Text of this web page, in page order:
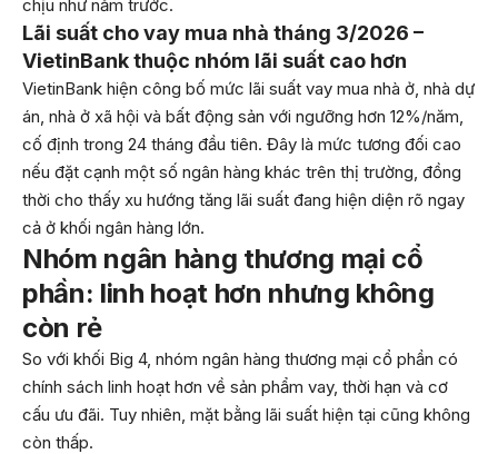
chịu như năm trước.
Lãi suất cho vay mua nhà tháng 3/2026 –
VietinBank thuộc nhóm lãi suất cao hơn
VietinBank hiện công bố mức lãi suất vay mua nhà ở, nhà dự
án, nhà ở xã hội và bất động sản với ngưỡng hơn 12%/năm,
cố định trong 24 tháng đầu tiên. Đây là mức tương đối cao
nếu đặt cạnh một số ngân hàng khác trên thị trường, đồng
thời cho thấy xu hướng tăng lãi suất đang hiện diện rõ ngay
cả ở khối ngân hàng lớn.
Nhóm ngân hàng thương mại cổ
phần: linh hoạt hơn nhưng không
còn rẻ
So với khối Big 4, nhóm ngân hàng thương mại cổ phần có
chính sách linh hoạt hơn về sản phẩm vay, thời hạn và cơ
cấu ưu đãi. Tuy nhiên, mặt bằng lãi suất hiện tại cũng không
còn thấp.